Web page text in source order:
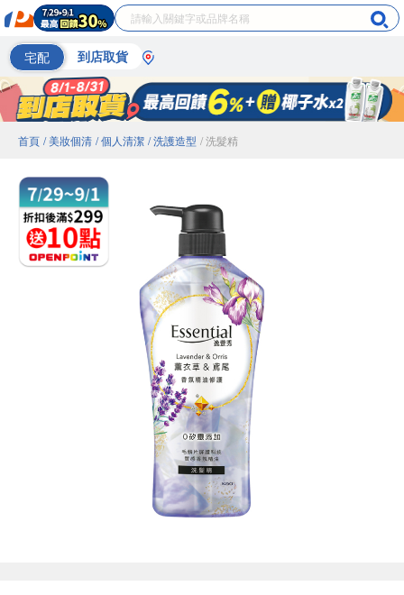
宅配 到店取貨
首頁 / 美妝個清 / 個人清潔 / 洗護造型 / 洗髮精